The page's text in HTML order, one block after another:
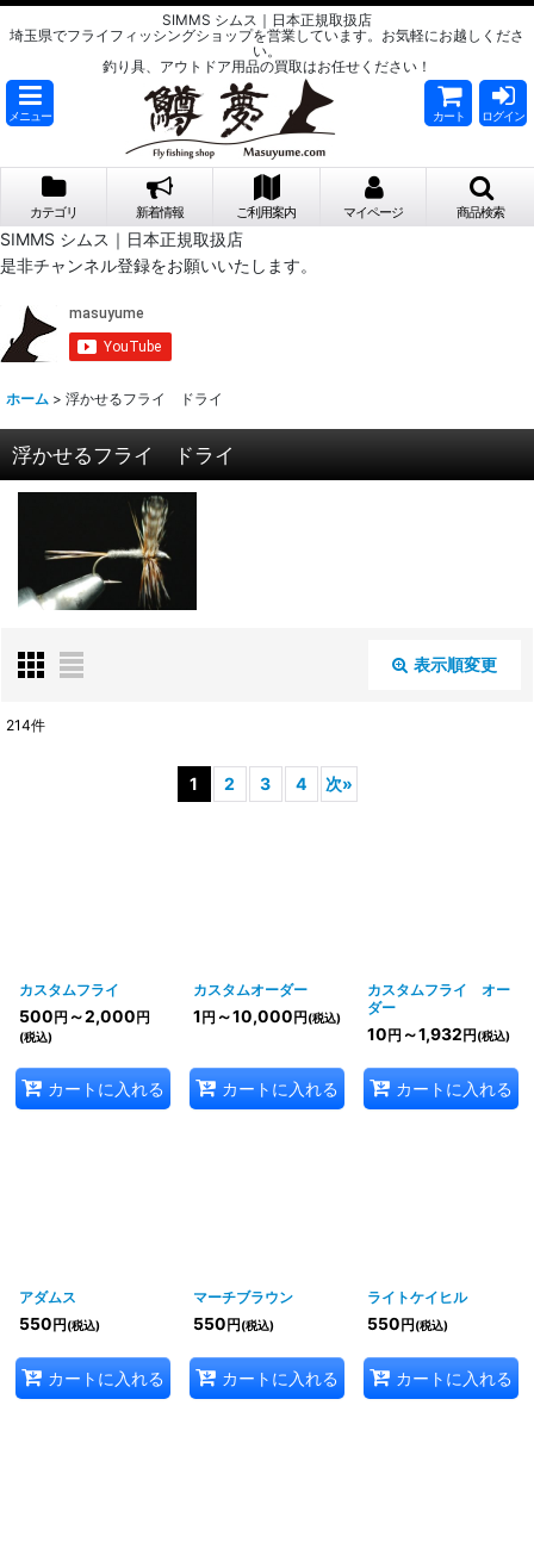
SIMMS シムス｜日本正規取扱店
埼玉県でフライフィッシングショップを営業しています。お気軽にお越しくださ
い。
釣り具、アウトドア用品の買取はお任せください！
メニュー カート ログイン
カテゴリ 新着情報 ご利用案内 マイページ 商品検索
SIMMS シムス｜日本正規取扱店
是非チャンネル登録をお願いいたします。
ホーム > 浮かせるフライ ドライ
浮かせるフライ ドライ
表示順変更
絞り込む
214件
1 2 3 4 次»
カスタムフライ
500 円 ～2,000 円
(税込)
カートに入れる
カスタムオーダー
1 円 ～10,000 円 (税込)
カートに入れる
カスタムフライ オー
ダー
10 円 ～1,932 円 (税込)
カートに入れる
アダムス
550 円 (税込)
カートに入れる
マーチブラウン
550 円 (税込)
カートに入れる
ライトケイヒル
550 円 (税込)
カートに入れる